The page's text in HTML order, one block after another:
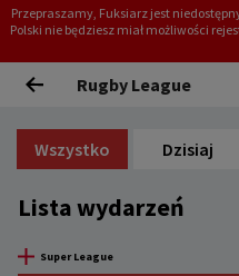
Przepraszamy, Fuksiarz jest
Polski nie będziesz miał możliwości
Rugby League
Wszystko Dzisiaj
Lista wydarzeń
Super League